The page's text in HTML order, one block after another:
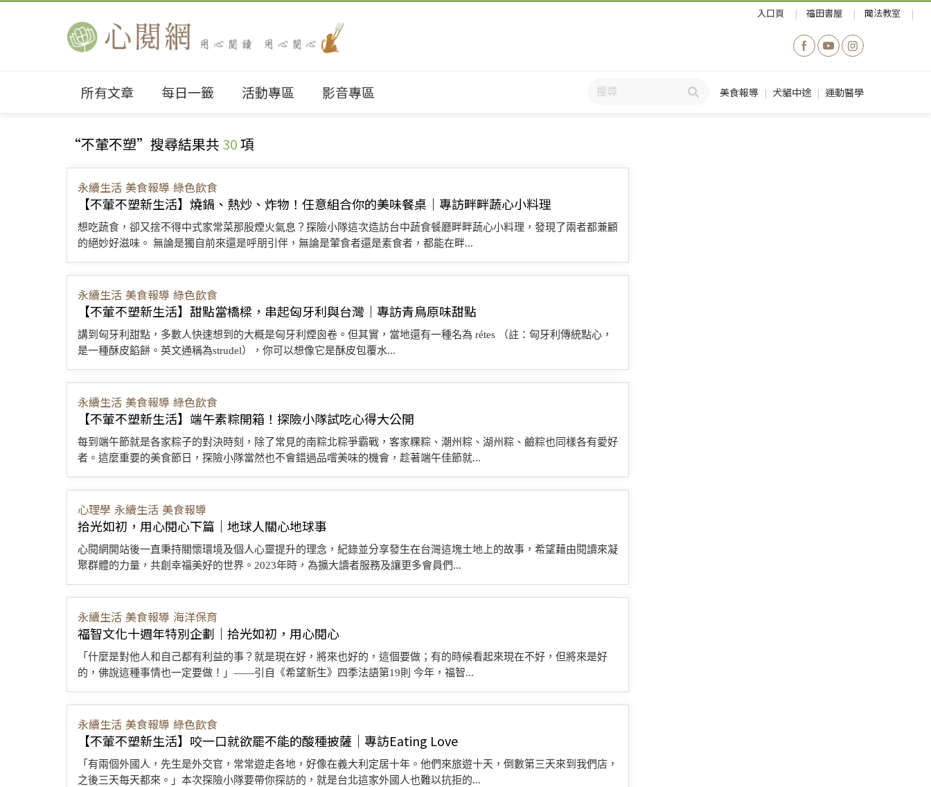
入口頁 福田書屋 聞法教室
所有文章 每日一籤 活動專區 影音專區 美食報導 犬貓中途 運動醫學
“不葷不塑”搜尋結果共 30項
永續生活 美食報導 綠色飲食
【不葷不塑新生活】燒鍋、熱炒、炸物！任意組合你的美味餐桌｜專訪畔畔蔬心小料理
想吃蔬食，卻又捨不得中式家常菜那股煙火氣息？探險小隊這次造訪台中蔬食餐廳畔畔蔬心小料理，發現了兩者都兼顧
的絕妙好滋味。 無論是獨自前來還是呼朋引伴，無論是葷食者還是素食者，都能在畔...
永續生活 美食報導 綠色飲食
【不葷不塑新生活】甜點當橋樑，串起匈牙利與台灣｜專訪青鳥原味甜點
講到匈牙利甜點，多數人快速想到的大概是匈牙利煙囪卷。但其實，當地還有一種名為 rétes （註：匈牙利傳統點心，
是一種酥皮餡餅。英文通稱為strudel），你可以想像它是酥皮包覆水...
永續生活 美食報導 綠色飲食
【不葷不塑新生活】端午素粽開箱！探險小隊試吃心得大公開
每到端午節就是各家粽子的對決時刻，除了常見的南粽北粽爭霸戰，客家粿粽、潮州粽、湖州粽、鹼粽也同樣各有愛好
者。這麼重要的美食節日，探險小隊當然也不會錯過品嚐美味的機會，趁著端午佳節就...
心理學 永續生活 美食報導
拾光如初，用心閱心下篇｜地球人關心地球事
心閱網開站後一直秉持關懷環境及個人心靈提升的理念，紀錄並分享發生在台灣這塊土地上的故事，希望藉由閱讀來凝
聚群體的力量，共創幸福美好的世界。2023年時，為擴大讀者服務及讓更多會員們...
永續生活 美食報導 海洋保育
福智文化十週年特別企劃｜拾光如初，用心閱心
「什麼是對他人和自己都有利益的事？就是現在好，將來也好的，這個要做；有的時候看起來現在不好，但將來是好
的，佛說這種事情也一定要做！」——引自《希望新生》四季法語第19則 今年，福智...
永續生活 美食報導 綠色飲食
【不葷不塑新生活】咬一口就欲罷不能的酸種披薩｜專訪Eating Love
「有兩個外國人，先生是外交官，常常遊走各地，好像在義大利定居十年。他們來旅遊十天，倒數第三天來到我們店，
之後三天每天都來。」本次探險小隊要帶你探訪的，就是台北這家外國人也難以抗拒的...